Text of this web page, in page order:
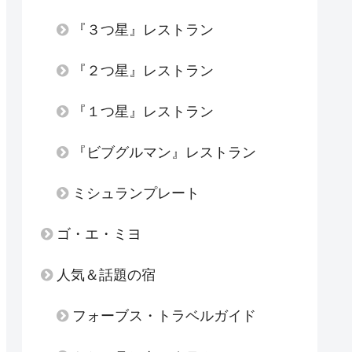
『３つ星』レストラン
『２つ星』レストラン
『１つ星』レストラン
『ビブグルマン』レストラン
ミシュランプレート
ゴ・エ・ミヨ
人気＆話題の宿
フォーブス・トラベルガイド